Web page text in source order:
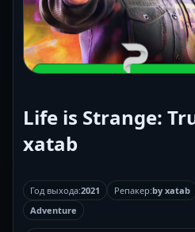
Life is Strange:
xatab
Год выхода:2021 Репакер:by xatab
Adventure